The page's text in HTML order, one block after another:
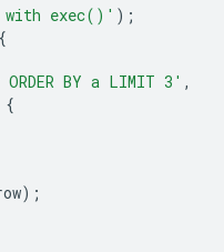
with exec()' );
{
ORDER BY a LIMIT 3' ,
{
);